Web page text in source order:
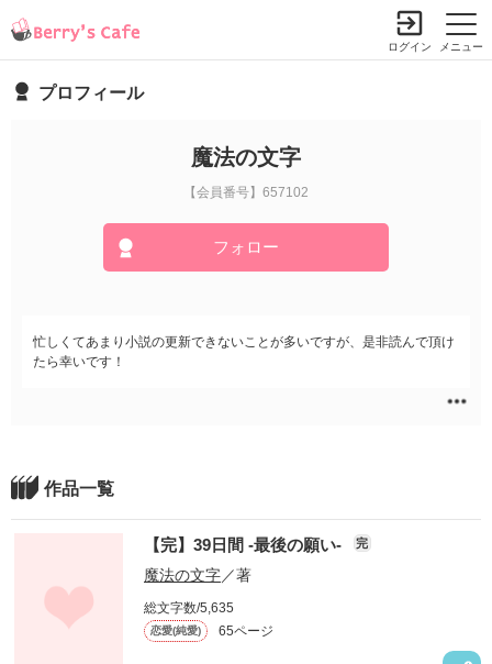
メニュー
ログイン
プロフィール
魔法の文字
【会員番号】657102
フォロー
忙しくてあまり小説の更新できないことが多いですが、是非読んで頂け
たら幸いです！
作品一覧
【完】39日間 -最後の願い- 完
魔法の文字／著
総文字数/5,635
恋愛(純愛) 65ページ